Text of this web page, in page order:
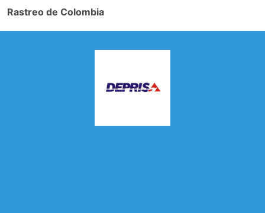
Rastreo de Colombia